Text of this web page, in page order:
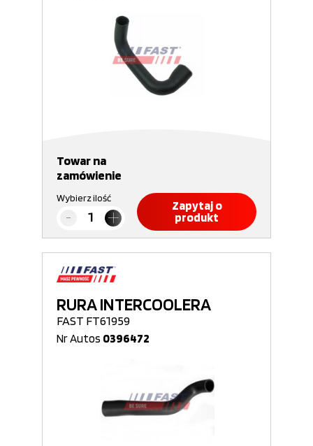
Towar na
zamówienie
Wybierz ilość
Zapytaj o
produkt
RURA INTERCOOLERA
FAST FT61959
Nr Autos 0396472